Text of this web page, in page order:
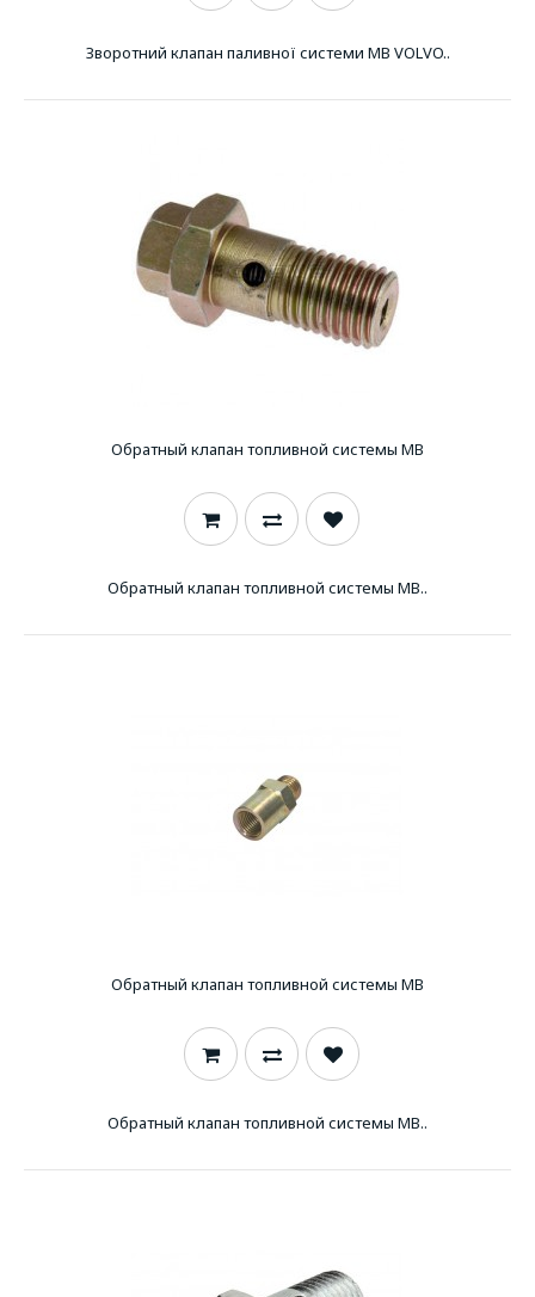
Зворотний клапан паливної системи MB VOLVO..
Обратный клапан топливной системы MB
Обратный клапан топливной системы MB..
Обратный клапан топливной системы MB
Обратный клапан топливной системы MB..